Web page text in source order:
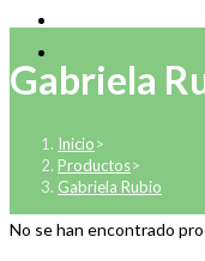
Gabriela
Inicio>
Productos>
Gabriela Rubio
No se han encontrado